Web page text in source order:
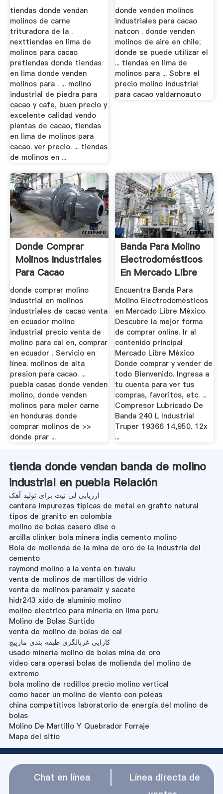
tiendas donde vendan
molinos de carne
trituradora de la .
nexttiendas en lima de
molinos para cacao
pretiendas donde tiendas
en lima donde venden
molinos para . ... molino
industrial de piedra para
cacao y cafe, buen precio y
excelente calidad vendo
plantas de cacao, tiendas
en lima de molinos para
cacao. ver precio. ... tiendas
de molinos en ...
donde venden molinos
industriales para cacao
natcon . donde venden
molinos de aire en chile;
donde se puede utilizar el
... tiendas en lima de
molinos para ... Sobre el
precio molino industrial
para cacao valdarnoauto
Donde Comprar
Molinos Industriales
Para Cacao
donde comprar molino
industrial en molinos
industriales de cacao venta
en ecuador molino
industrial precio venta de
molino para cal en, comprar
en ecuador . Servicio en
línea. molinos de alta
presion para cacao. ...
puebla casas donde venden
molino, donde venden
molinos para moler carne
en honduras donde
comprar molinos de >>
donde prar ...
Banda Para Molino
Electrodomésticos
En Mercado Libre
México
Encuentra Banda Para
Molino Electrodomésticos
en Mercado Libre México.
Descubre la mejor forma
de comprar online. Ir al
contenido principal
Mercado Libre México
Donde comprar y vender de
todo Bienvenido. Ingresa a
tu cuenta para ver tus
compras, favoritos, etc. ...
Compresor Lubricado De
Banda 240 L Industrial
Truper 19366 14,950. 12x
...
tienda donde vendan banda de molino
industrial en puebla Relación
ارزیابی لی نیت برای تولید آهک
cantera impurezas tipicas de metal en grafito natural
tipos de granito en colombia
molino de bolas casero dise o
arcilla clinker bola minera india cemento molino
Bola de molienda de la mina de oro de la industria del
cemento
raymond molino a la venta en tuvalu
venta de molinos de martillos de vidrio
venta de molinos paramaiz y sacate
hidr243 xido de aluminio molino
molino electrico para mineria en lima peru
Molino de Bolas Surtido
venta de molino de bolas de cal
کارایی غربالگری طبقه بندی مارپیچ
usado minería molino de bolas mina de oro
vídeo cara operasi bolas de molienda del molino de
extremo
bola molino de rodillos precio molino vertical
como hacer un molino de viento con poleas
china competitivos laboratorio de energía del molino de
bolas
Molino De Martillo Y Quebrador Forraje
Mapa del sitio
Chat en línea
Línea directa de